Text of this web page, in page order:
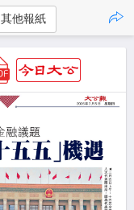
其他報紙